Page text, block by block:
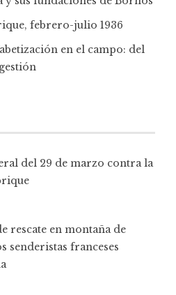
febrero-julio 1936
en el campo: del
del 29 de marzo contra la
rescate en montaña de
senderistas franceses